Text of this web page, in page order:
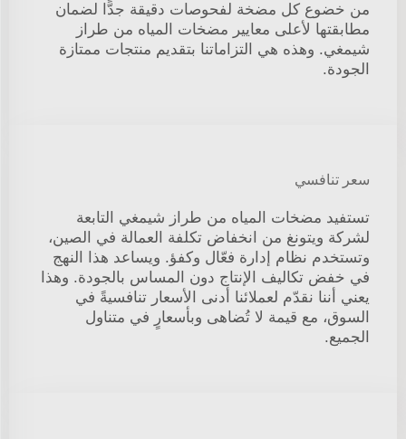
من خضوع كل مضخة لفحوصات دقيقة جدًّا لضمان
مطابقتها لأعلى معايير مضخات المياه من طراز
شيمغي. وهذه هي التزاماتنا بتقديم منتجات ممتازة
الجودة.
سعر تنافسي
تستفيد مضخات المياه من طراز شيمغي التابعة
لشركة ويتونغ من انخفاض تكلفة العمالة في الصين،
وتستخدم نظام إدارة فعّال وكفؤ. ويساعد هذا النهج
في خفض تكاليف الإنتاج دون المساس بالجودة. وهذا
يعني أننا نقدّم لعملائنا أدنى الأسعار تنافسيةً في
السوق، مع قيمة لا تُضاهى وبأسعارٍ في متناول
الجميع.